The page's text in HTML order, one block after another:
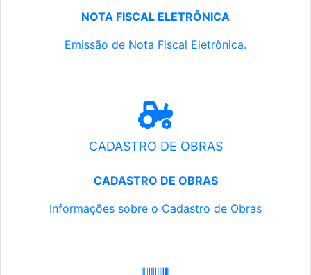
NOTA FISCAL ELETRÔNICA
Emissão de Nota Fiscal Eletrônica.
CADASTRO DE OBRAS
CADASTRO DE OBRAS
Informações sobre o Cadastro de Obras